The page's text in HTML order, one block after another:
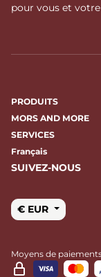
pour vous et
PRODUITS
MORS AND MORE
SERVICES
Français
SUIVEZ-NOUS
€ EUR
Moyens de